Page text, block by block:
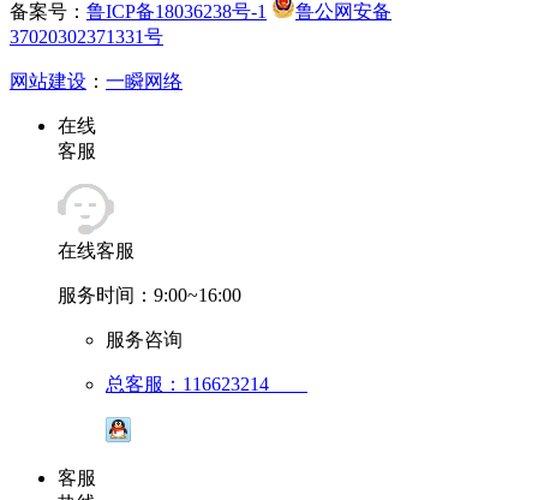
备案号： 鲁ICP备18036238号-1
鲁公网安备
37020302371331号
网站建设 ： 一瞬网络
在线
客服
在线客服
服务时间：9:00~16:00
服务咨询
总客服：116623214
客服